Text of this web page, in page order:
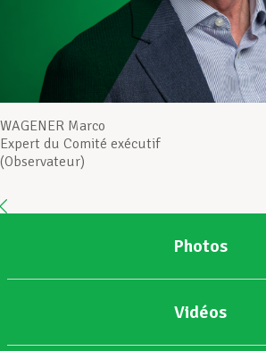
Structures syndicales
Assistance au Travail
Assistance en vie privée
Développement professionnel
WAGENER Marco
Expert du Comité exécutif
(Observateur)
Photos
Vidéos